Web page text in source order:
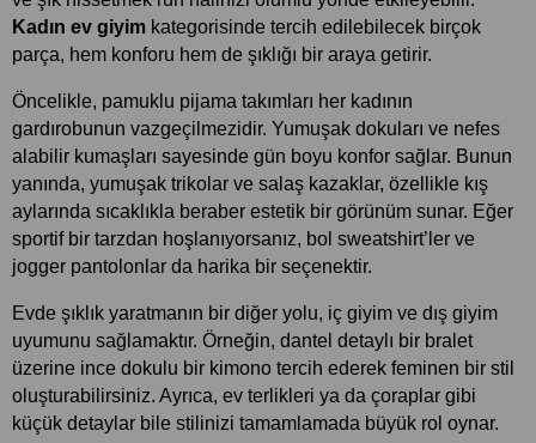
Kadın ev giyim kategorisinde tercih edilebilecek birçok
parça, hem konforu hem de şıklığı bir araya getirir.
Öncelikle, pamuklu pijama takımları her kadının
gardırobunun vazgeçilmezidir. Yumuşak dokuları ve nefes
alabilir kumaşları sayesinde gün boyu konfor sağlar. Bunun
yanında, yumuşak trikolar ve salaş kazaklar, özellikle kış
aylarında sıcaklıkla beraber estetik bir görünüm sunar. Eğer
sportif bir tarzdan hoşlanıyorsanız, bol sweatshirt’ler ve
jogger pantolonlar da harika bir seçenektir.
Evde şıklık yaratmanın bir diğer yolu, iç giyim ve dış giyim
uyumunu sağlamaktır. Örneğin, dantel detaylı bir bralet
üzerine ince dokulu bir kimono tercih ederek feminen bir stil
oluşturabilirsiniz. Ayrıca, ev terlikleri ya da çoraplar gibi
küçük detaylar bile stilinizi tamamlamada büyük rol oynar.